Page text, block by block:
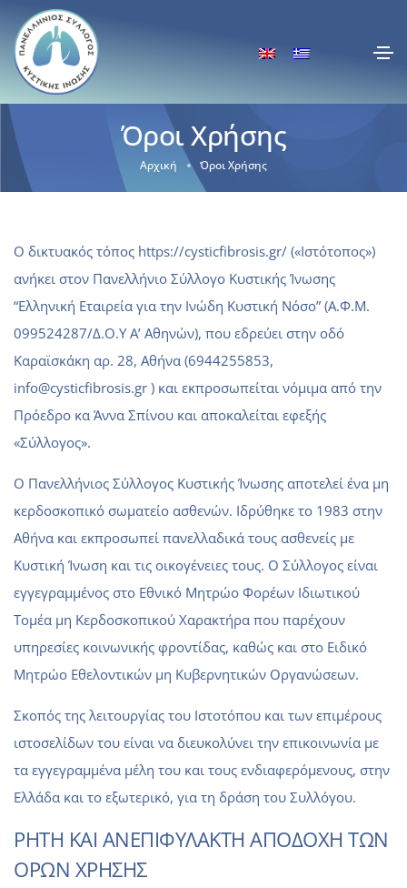
Όροι Χρήσης
Αρχική Όροι Χρήσης
Ο δικτυακός τόπος https://cysticfibrosis.gr/ («Ιστότοπος»)
ανήκει στον Πανελλήνιο Σύλλογο Κυστικής Ίνωσης
“Ελληνική Εταιρεία για την Ινώδη Κυστική Νόσο” (Α.Φ.Μ.
099524287/Δ.Ο.Υ Α’ Αθηνών), που εδρεύει στην οδό
Καραϊσκάκη αρ. 28, Αθήνα (6944255853,
info@cysticfibrosis.gr ) και εκπροσωπείται νόμιμα από την
Πρόεδρο κα Άννα Σπίνου και αποκαλείται εφεξής
«Σύλλογος».
Ο Πανελλήνιος Σύλλογος Κυστικής Ίνωσης αποτελεί ένα μη
κερδοσκοπικό σωματείο ασθενών. Ιδρύθηκε το 1983 στην
Αθήνα και εκπροσωπεί πανελλαδικά τους ασθενείς με
Κυστική Ίνωση και τις οικογένειες τους. Ο Σύλλογος είναι
εγγεγραμμένος στο Εθνικό Μητρώο Φορέων Ιδιωτικού
Τομέα μη Κερδοσκοπικού Χαρακτήρα που παρέχουν
υπηρεσίες κοινωνικής φροντίδας, καθώς και στο Ειδικό
Μητρώο Εθελοντικών μη Κυβερνητικών Οργανώσεων.
Σκοπός της λειτουργίας του Ιστοτόπου και των επιμέρους
ιστοσελίδων του είναι να διευκολύνει την επικοινωνία με
τα εγγεγραμμένα μέλη του και τους ενδιαφερόμενους, στην
Ελλάδα και το εξωτερικό, για τη δράση του Συλλόγου.
ΡΗΤΗ ΚΑΙ ΑΝΕΠΙΦΥΛΑΚΤΗ ΑΠΟΔΟΧΗ ΤΩΝ
ΟΡΩΝ ΧΡΗΣΗΣ